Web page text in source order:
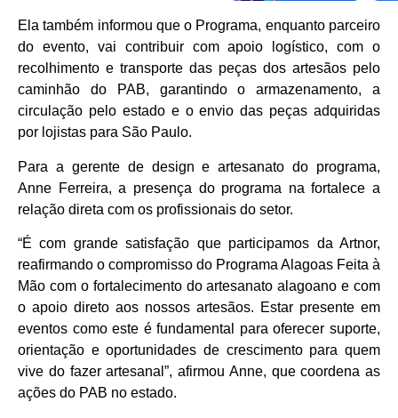
Ela também informou que o Programa, enquanto parceiro
do evento, vai contribuir com apoio logístico, com o
recolhimento e transporte das peças dos artesãos pelo
caminhão do PAB, garantindo o armazenamento, a
circulação pelo estado e o envio das peças adquiridas
por lojistas para São Paulo.
Para a gerente de design e artesanato do programa,
Anne Ferreira, a presença do programa na fortalece a
relação direta com os profissionais do setor.
“É com grande satisfação que participamos da Artnor,
reafirmando o compromisso do Programa Alagoas Feita à
Mão com o fortalecimento do artesanato alagoano e com
o apoio direto aos nossos artesãos. Estar presente em
eventos como este é fundamental para oferecer suporte,
orientação e oportunidades de crescimento para quem
vive do fazer artesanal”, afirmou Anne, que coordena as
ações do PAB no estado.